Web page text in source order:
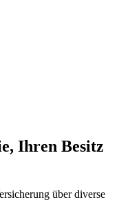
Ihren Besitz
über diverse